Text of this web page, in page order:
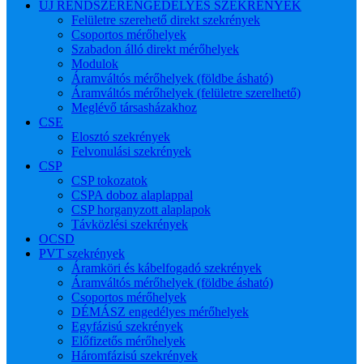
ÚJ RENDSZERENGEDÉLYES SZEKRÉNYEK
Felületre szerehető direkt szekrények
Csoportos mérőhelyek
Szabadon álló direkt mérőhelyek
Modulok
Áramváltós mérőhelyek (földbe ásható)
Áramváltós mérőhelyek (felületre szerelhető)
Meglévő társasházakhoz
CSE
Elosztó szekrények
Felvonulási szekrények
CSP
CSP tokozatok
CSPA doboz alaplappal
CSP horganyzott alaplapok
Távközlési szekrények
OCSD
PVT szekrények
Áramköri és kábelfogadó szekrények
Áramváltós mérőhelyek (földbe ásható)
Csoportos mérőhelyek
DÉMÁSZ engedélyes mérőhelyek
Egyfázisú szekrények
Előfizetős mérőhelyek
Háromfázisú szekrények